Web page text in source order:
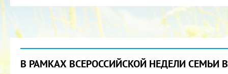
В РАМКАХ ВСЕРОССИЙСКОЙ НЕДЕЛИ СЕМЬИ В